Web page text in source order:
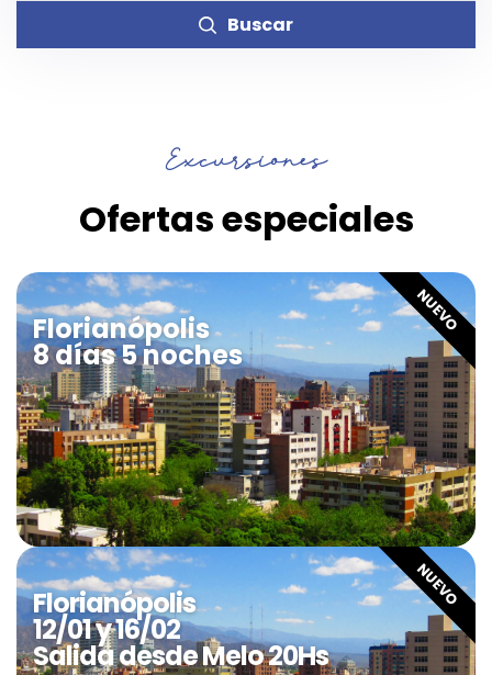
Buscar
Excursiones
Ofertas especiales
Florianópolis
8 días 5 noches
NUEVO
Florianópolis
12/01 y 16/02
Salida desde Melo 20Hs
NUEVO